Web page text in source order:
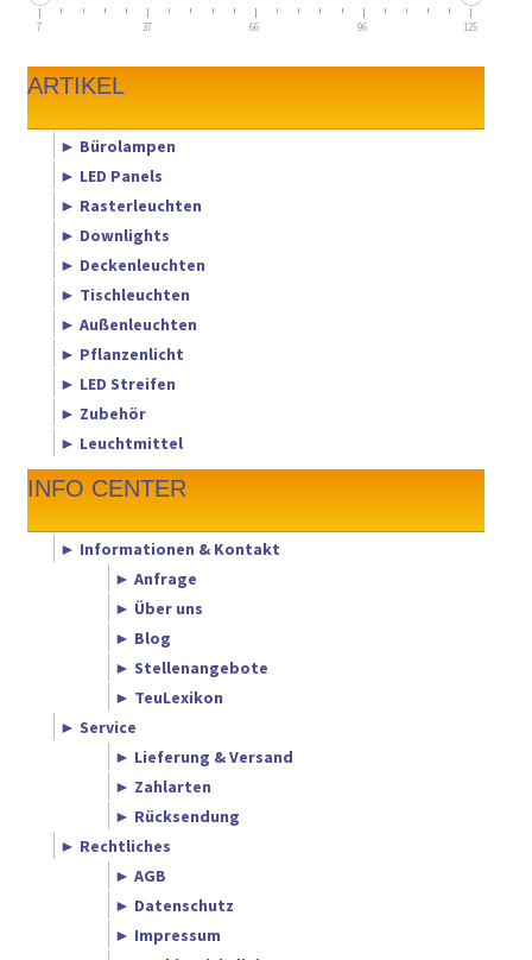
7 37 66 96 125
ARTIKEL
► Bürolampen
► LED Panels
► Rasterleuchten
► Downlights
► Deckenleuchten
► Tischleuchten
► Außenleuchten
► Pflanzenlicht
► LED Streifen
► Zubehör
► Leuchtmittel
INFO CENTER
► Informationen & Kontakt
► Anfrage
► Über uns
► Blog
► Stellenangebote
► TeuLexikon
► Service
► Lieferung & Versand
► Zahlarten
► Rücksendung
► Rechtliches
► AGB
► Datenschutz
► Impressum